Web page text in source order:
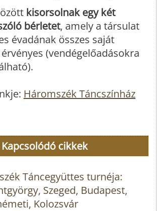
kisorsolnak egy két
bérletet, amely a társulat
évadának összes saját
(vendégelőadásokra
Háromszék Táncszínház
Kapcsolódó cikkek
Táncegyüttes turnéja:
Szeged, Budapest,
Kolozsvár